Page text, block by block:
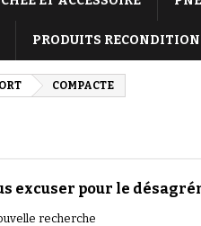
PRODUITS
COMPACTE
excuser pour le
recherche